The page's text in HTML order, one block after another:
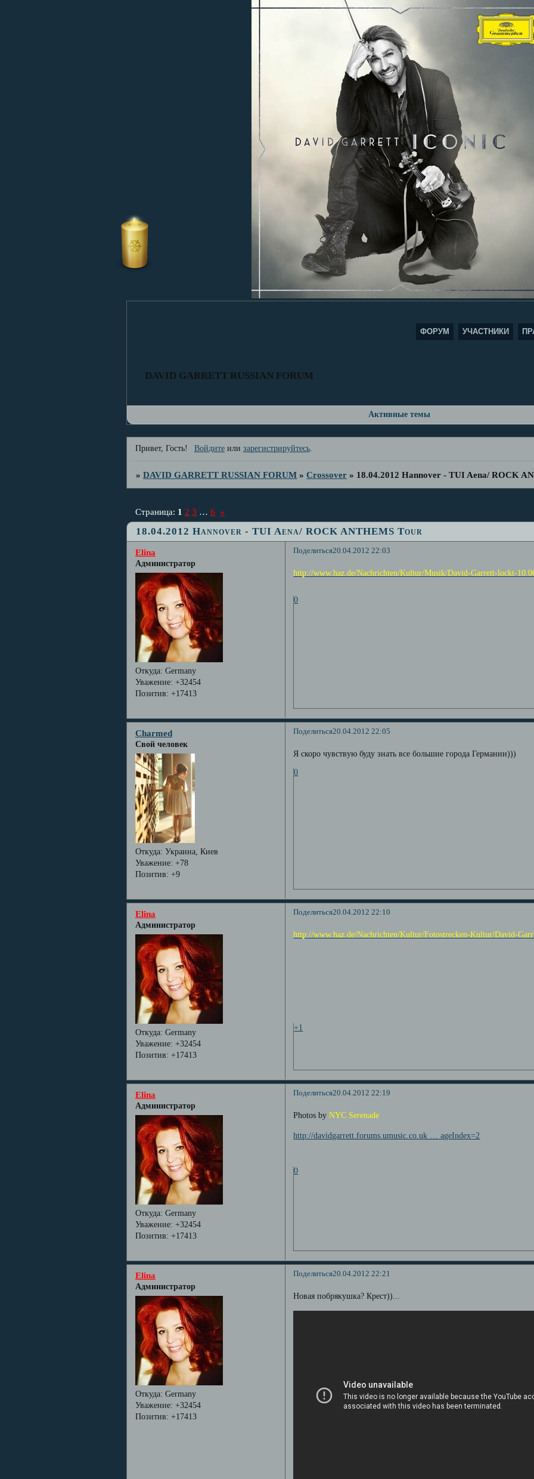
DAVID GARRETT RUSSIAN FORUM
ФОРУМ УЧАСТНИКИ
Активные темы
Привет, Гость! Войдитеили зарегистрируйтесь.
»DAVID GARRETT RUSSIAN FORUM »Crossover » 18.04.2012 Hannover - TUI Aena/ ROCK
18.04.2012 Hannover - TUI Aena/ ROCK ANTHEMS Tour
Страница: 1 2 3 … 6 »
Поделиться20.04.2012 22:03
Elina
Администратор
Откуда: Germany
Уважение: +32454
Позитив: +17413
http://www.haz.de/Nachrichten/Kultur/Musik/David-Garrett-lockt-
0
Поделиться20.04.2012 22:05
Charmed
Свой человек
Откуда: Украина, Киев
Уважение: +78
Позитив: +9
Я скоро чувствую буду знать все большие города Германии)))
0
Поделиться20.04.2012 22:10
Elina
Администратор
Откуда: Germany
Уважение: +32454
Позитив: +17413
http://www.haz.de/Nachrichten/Kultur/Fotostrecken-Kultur/David-
+1
Поделиться20.04.2012 22:19
Elina
Администратор
Откуда: Germany
Уважение: +32454
Позитив: +17413
Photos by NYC Serenade
http://davidgarrett.forums.umusic.co.uk … ageIndex=2
0
Поделиться20.04.2012 22:21
Elina
Администратор
Откуда: Germany
Уважение: +32454
Позитив: +17413
Новая побрякушка? Крест))...